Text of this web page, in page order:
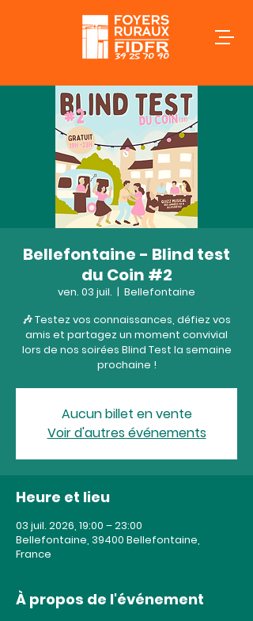
Bellefontaine - Blind test
du Coin #2
ven. 03 juil.
  |
Bellefontaine
🎶 Testez vos connaissances, défiez vos
amis et partagez un moment convivial
lors de nos soirées Blind Test la semaine
prochaine !
Aucun billet en vente
Voir d'autres événements
Heure et lieu
03 juil. 2026, 19:00 – 23:00
Bellefontaine, 39400 Bellefontaine,
France
À propos de l'événement